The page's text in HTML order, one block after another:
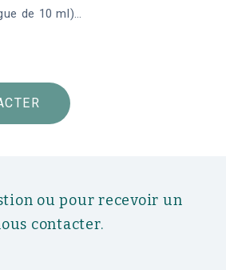
de 10 ml)…
ou pour recevoir un
contacter.